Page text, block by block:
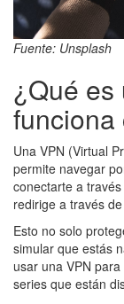
Fuente: Unsplash
¿Qué es
funciona
Una VPN (Virtual
permite navegar
conectarte a
redirige a través
Esto no solo
simular que estás
usar una VPN
series que están